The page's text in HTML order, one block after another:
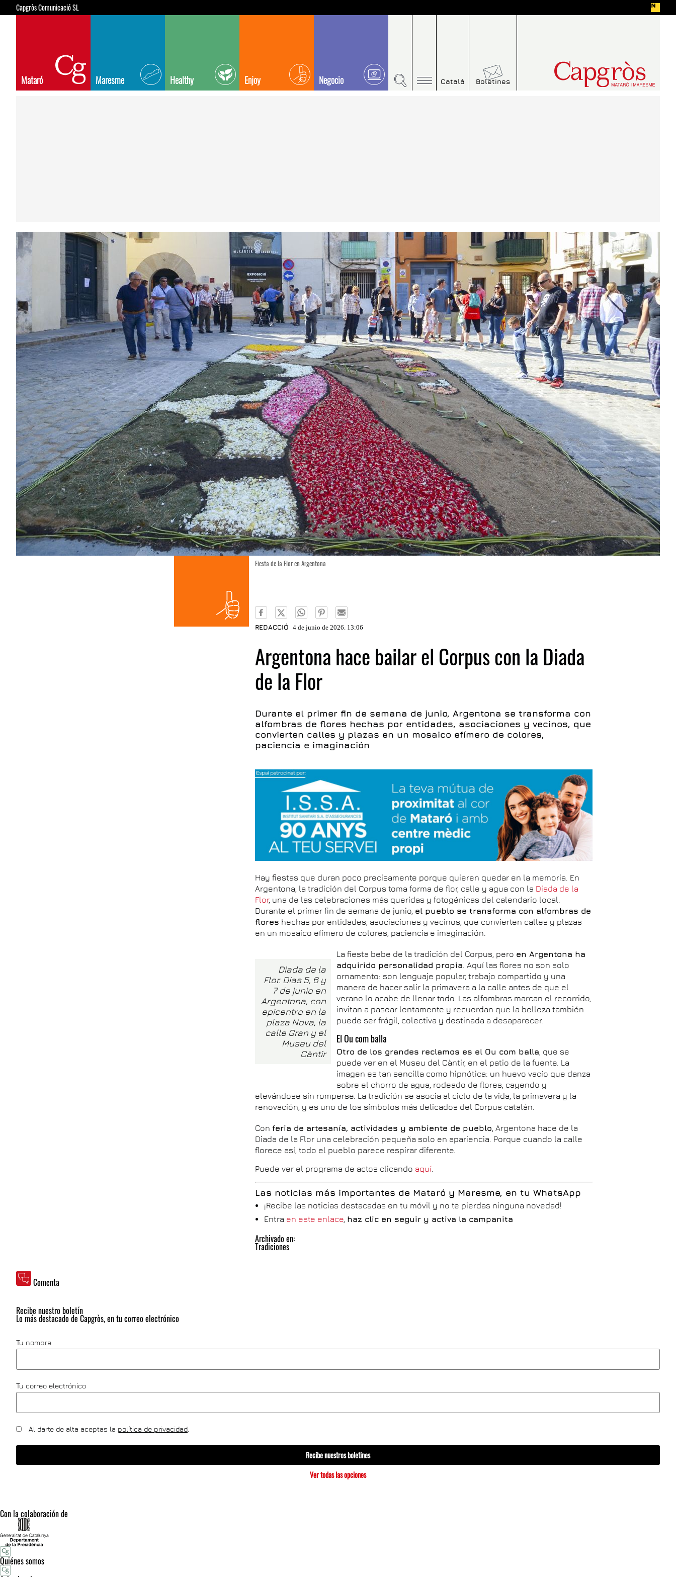
Capgròs Comunicació SL
Mataró Maresme Healthy Enjoy Negocio Català Boletines
Fiesta de la Flor en Argentona
REDACCIÓ 4 de junio de 2026. 13:06
Argentona hace bailar el Corpus con la Diada
de la Flor
Durante el primer fin de semana de junio, Argentona se transforma con
alfombras de flores hechas por entidades, asociaciones y vecinos, que
convierten calles y plazas en un mosaico efímero de colores,
paciencia e imaginación
Hay fiestas que duran poco precisamente porque quieren quedar en la memoria. En
Argentona, la tradición del Corpus toma forma de flor, calle y agua con la Diada de la
Flor, una de las celebraciones más queridas y fotogénicas del calendario local.
Durante el primer fin de semana de junio, el pueblo se transforma con alfombras de
flores hechas por entidades, asociaciones y vecinos, que convierten calles y plazas
en un mosaico efímero de colores, paciencia e imaginación.
Diada de la
Flor. Días 5, 6 y
7 de junio en
Argentona, con
epicentro en la
plaza Nova, la
calle Gran y el
Museu del
Càntir
La fiesta bebe de la tradición del Corpus, pero en Argentona ha
adquirido personalidad propia . Aquí las flores no son solo
ornamento: son lenguaje popular, trabajo compartido y una
manera de hacer salir la primavera a la calle antes de que el
verano lo acabe de llenar todo. Las alfombras marcan el recorrido,
invitan a pasear lentamente y recuerdan que la belleza también
puede ser frágil, colectiva y destinada a desaparecer.
El Ou com balla
Otro de los grandes reclamos es el Ou com balla , que se
puede ver en el Museu del Càntir, en el patio de la fuente. La
imagen es tan sencilla como hipnótica: un huevo vacío que danza
sobre el chorro de agua, rodeado de flores, cayendo y
elevándose sin romperse. La tradición se asocia al ciclo de la vida, la primavera y la
renovación, y es uno de los símbolos más delicados del Corpus catalán.
Conferia de artesanía, actividades y ambiente de pueblo , Argentona hace de la
Diada de la Flor una celebración pequeña solo en apariencia. Porque cuando la calle
florece así, todo el pueblo parece respirar diferente.
Puede ver el programa de actos clicando aquí
Las noticias más importantes de Mataró y Maresme, en tu WhatsApp
¡Recibe las noticias destacadas en tu móvil y no te pierdas ninguna novedad!
Entra en este enlace haz clic en seguir y activa la campanita
Archivado en:
Tradiciones
Comenta
Recibe nuestro boletín
Lo más destacado de Capgròs, en tu correo electrónico
Tu nombre
Tu correo electrónico
Al darte de alta aceptas la política de privacidad
Recibe nuestros boletines
Ver todas las opciones
Con la colaboración de
Quiénes somos